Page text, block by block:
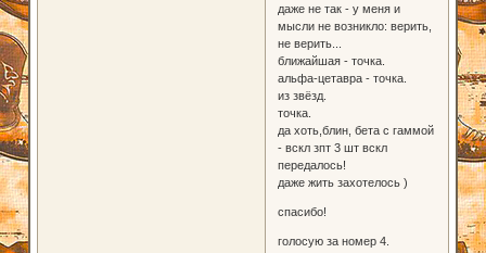
даже не так - у меня и
мысли не возникло: верить,
не верить...
ближайшая - точка.
альфа-цетавра - точка.
из звёзд.
точка.
да хоть,блин, бета с гаммой
- вскл зпт 3 шт вскл
передалось!
даже жить захотелось )
спасибо!
голосую за номер 4.